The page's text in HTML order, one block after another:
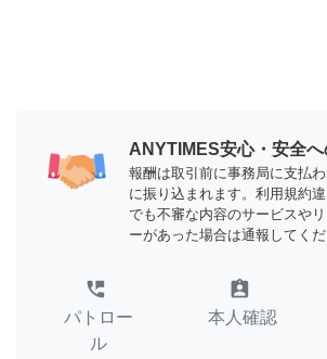
ANYTIMES安心・安全
報酬は取引前に事務局に支払
に振り込まれます。利用規約
でも不審な内容のサービスや
ーがあった場合は通報してくだ
perm_phone_msg
パトロー
ル
assignment_ind
本人確認